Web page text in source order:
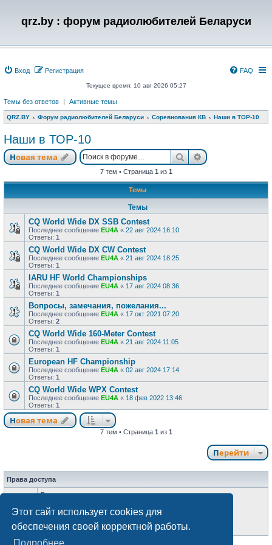
Этот сайт использует cookies для
обеспечения своей корректной работы.
qrz.by : форум радиолюбителей Беларуси
Вход Регистрация FAQ
Текущее время: 10 авг 2026 05:27
Темы без ответов | Активные темы
QRZ.BY Форум радиолюбителей Беларуси Соревнования КВ Наши в ТОР-10
Наши в ТОР-10
Новая тема ПоискРасширенный
7 тем • Страница 1 из 1
Темы
Темы
CQ World Wide DX SSB Contest
Последнее сообщение EU4A « 22 авг 2024 16:10
Ответы: 1
CQ World Wide DX CW Contest
Последнее сообщение EU4A « 21 авг 2024 18:25
Ответы: 1
IARU HF World Championships
Последнее сообщение EU4A « 17 авг 2024 08:36
Ответы: 1
Вопросы, замечания, пожелания...
Последнее сообщение EU4A « 17 окт 2021 07:20
Ответы: 2
CQ World Wide 160-Meter Contest
Последнее сообщение EU4A « 21 авг 2024 11:05
Ответы: 1
European HF Championship
Последнее сообщение EU4A « 02 авг 2024 17:14
Ответы: 1
CQ World Wide WPX Contest
Последнее сообщение EU4A « 18 фев 2022 13:46
Ответы: 1
Новая тема
7 тем • Страница 1 из 1
Перейти
Права доступа
Выне можетеначинать темы
Выне можетередактировать свои сообщения
Выне можетедобавлять вложения